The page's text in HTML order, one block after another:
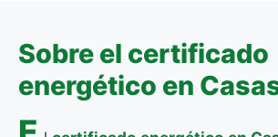
Sobre el certificado
energético en